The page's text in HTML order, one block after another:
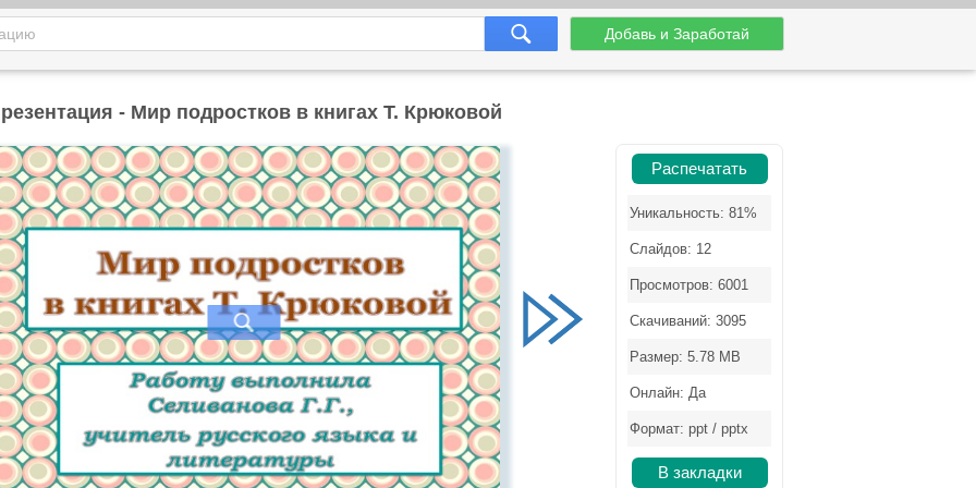
Добавь и Заработай
- Мир подростков в книгах Т. Крюковой
Распечатать
Уникальность: 81%
Слайдов: 12
Просмотров: 6001
Скачиваний: 3095
Размер: 5.78 MB
Онлайн: Да
Формат: ppt / pptx
В закладки